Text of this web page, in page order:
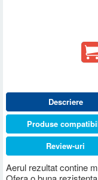
Descriere
Aerul rezultat contine
Produse
Review-uri